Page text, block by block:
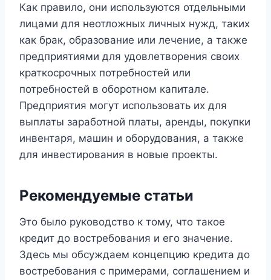
Как правило, они используются отдельными
лицами для неотложных личных нужд, таких
как брак, образование или лечение, а также
предприятиями для удовлетворения своих
краткосрочных потребностей или
потребностей в оборотном капитале.
Предприятия могут использовать их для
выплаты заработной платы, аренды, покупки
инвентаря, машин и оборудования, а также
для инвестирования в новые проекты.
Рекомендуемые статьи
Это было руководство к тому, что такое
кредит до востребования и его значение.
Здесь мы обсуждаем концепцию кредита до
востребования с примерами, соглашением и